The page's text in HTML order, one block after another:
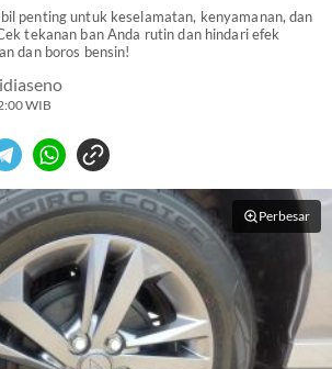
penting untuk keselamatan, kenyamanan, dan
tekanan ban Anda rutin dan hindari efek
dan boros bensin!
WIB
Perbesar